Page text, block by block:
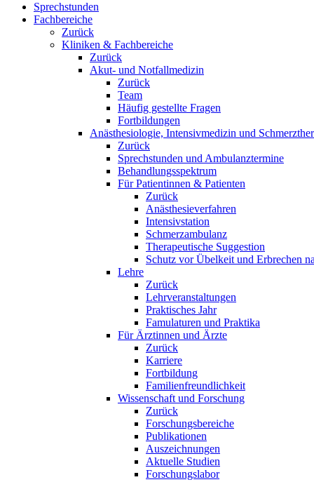
Sprechstunden
Fachbereiche
Zurück
Kliniken & Fachbereiche
Zurück
Akut- und Notfallmedizin
Zurück
Team
Häufig gestellte Fragen
Fortbildungen
Anästhesiologie, Intensivmedizin und
Zurück
Sprechstunden und Ambulanztermine
Behandlungsspektrum
Für Patientinnen & Patienten
Zurück
Anästhesieverfahren
Intensivstation
Schmerzambulanz
Therapeutische Suggestion
Schutz vor Übelkeit und Erbrechen
Lehre
Zurück
Lehrveranstaltungen
Praktisches Jahr
Famulaturen und Praktika
Für Ärztinnen und Ärzte
Zurück
Karriere
Fortbildung
Familienfreundlichkeit
Wissenschaft und Forschung
Zurück
Forschungsbereiche
Publikationen
Auszeichnungen
Aktuelle Studien
Forschungslabor